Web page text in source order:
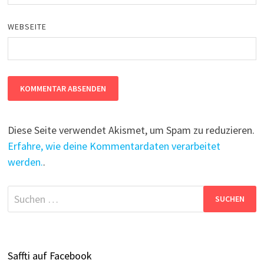
WEBSEITE
Diese Seite verwendet Akismet, um Spam zu reduzieren.
Erfahre, wie deine Kommentardaten verarbeitet
werden..
Suchen
nach:
Saffti auf Facebook